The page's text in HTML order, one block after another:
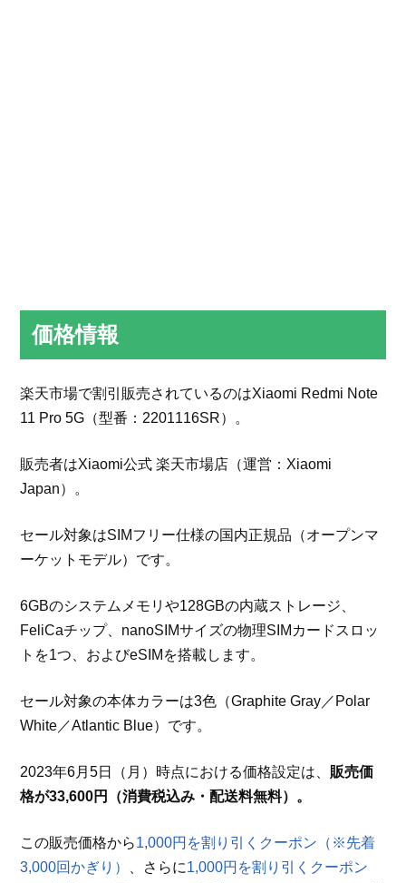
価格情報
楽天市場で割引販売されているのはXiaomi Redmi Note
11 Pro 5G（型番：2201116SR）。
販売者はXiaomi公式 楽天市場店（運営：Xiaomi
Japan）。
セール対象はSIMフリー仕様の国内正規品（オープンマ
ーケットモデル）です。
6GBのシステムメモリや128GBの内蔵ストレージ、
FeliCaチップ、nanoSIMサイズの物理SIMカードスロッ
トを1つ、およびeSIMを搭載します。
セール対象の本体カラーは3色（Graphite Gray／Polar
White／Atlantic Blue）です。
2023年6月5日（月）時点における価格設定は、 販売価
格が33,600円（消費税込み・配送料無料）。
この販売価格から1,000円を割り引くクーポン（※先着
3,000回かぎり）
、さらに1,000円を割り引くクーポン